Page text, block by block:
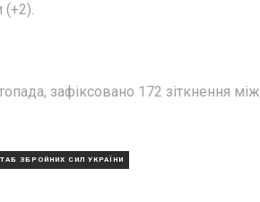
(+2).
зафіксовано 172 зіткнення між
ЗБРОЙНИХ СИЛ УКРАЇНИ